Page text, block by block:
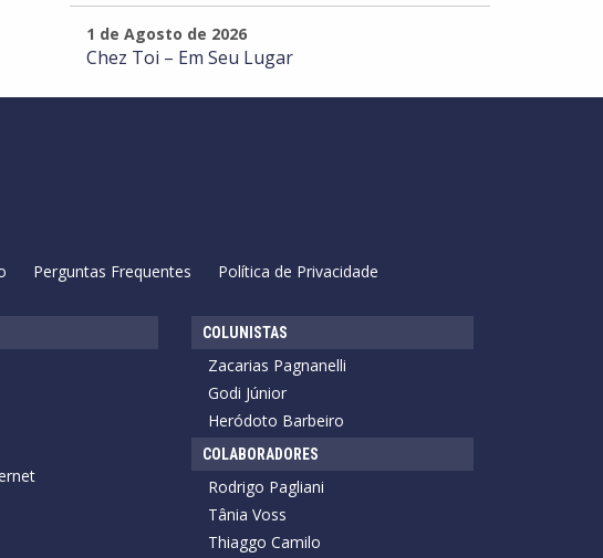
1 de Agosto de 2026
Chez Toi – Em Seu Lugar
Perguntas Frequentes Política de Privacidade
COLUNISTAS
Zacarias Pagnanelli
Godi Júnior
Heródoto Barbeiro
COLABORADORES
Rodrigo Pagliani
Tânia Voss
Thiaggo Camilo